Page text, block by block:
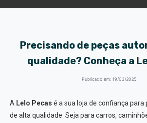
Precisando de peças
qualidade? Conheça a
Publicado em: 19/03/2025
A Lelo Pecas é a sua loja de confiança
de alta qualidade. Seja para carros,